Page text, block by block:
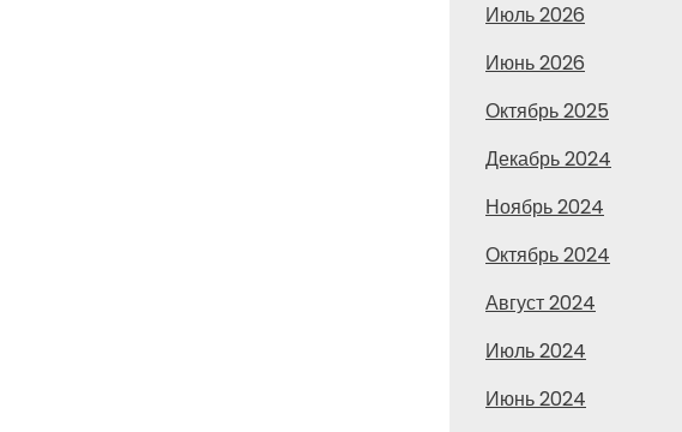
Июль 2026
Июнь 2026
Октябрь 2025
Декабрь 2024
Ноябрь 2024
Октябрь 2024
Август 2024
Июль 2024
Июнь 2024